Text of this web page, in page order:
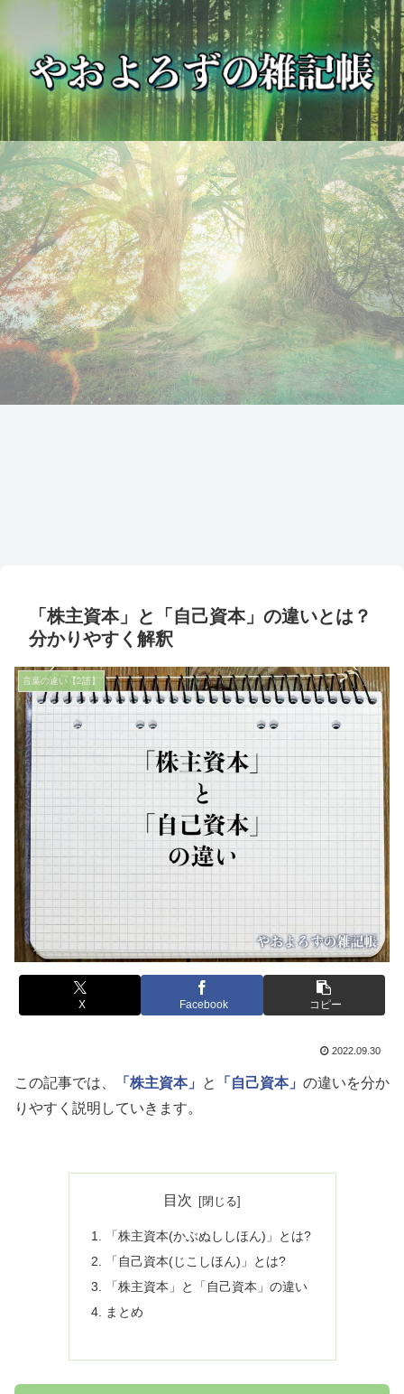
「株主資本」と「自己資本」の違いとは？
分かりやすく解釈
言葉の違い【2語】
X Facebook コピー
2022.09.30
この記事では、 「株主資本」 と 「自己資本」 の違いを分か
りやすく説明していきます。
目次
「株主資本(かぶぬししほん)」とは?
「自己資本(じこしほん)」とは?
「株主資本」と「自己資本」の違い
まとめ